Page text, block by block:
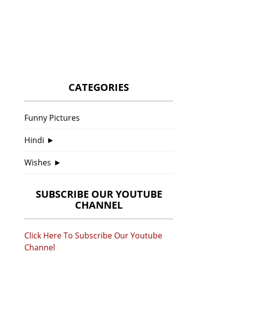
CATEGORIES
Funny Pictures
Hindi ►
Wishes ►
SUBSCRIBE OUR YOUTUBE
CHANNEL
Click Here To Subscribe Our Youtube
Channel